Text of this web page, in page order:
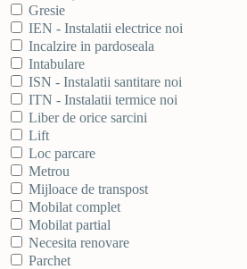
Gresie
IEN - Instalatii electrice noi
Incalzire in pardoseala
Intabulare
ISN - Instalatii santitare noi
ITN - Instalatii termice noi
Liber de orice sarcini
Lift
Loc parcare
Metrou
Mijloace de transpost
Mobilat complet
Mobilat partial
Necesita renovare
Parchet